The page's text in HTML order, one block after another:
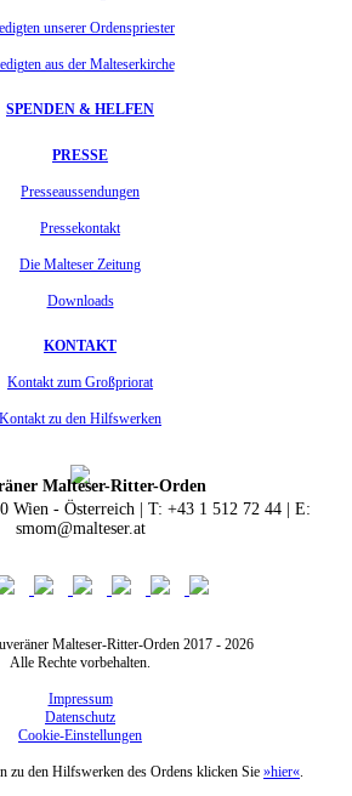
unserer Ordenspriester
aus der Malteserkirche
SPENDEN & HELFEN
PRESSE
Presseaussendungen
Pressekontakt
Die Malteser Zeitung
Downloads
KONTAKT
Kontakt zum Großpriorat
Kontakt zu den Hilfswerken
Malteser-Ritter-Orden
Wien - Österreich | T: +43 1 512 72 44 | E:
smom@malteser.at
Malteser-Ritter-Orden 2017 - 2026
Alle Rechte vorbehalten.
Impressum
Datenschutz
Cookie-Einstellungen
zu den Hilfswerken des Ordens klicken Sie »hier«.